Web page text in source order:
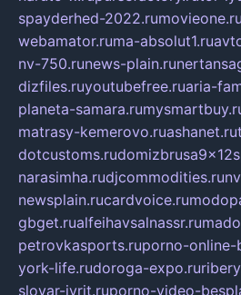
spayderhed-2022.rumovieone.ru
webamator.ruma-absolut1.ru
nv-750.runews-plain.ru
dizfiles.ruyoutubefree.ruaria-
planeta-samara.ru
matrasy-kemerovo.ruashanet.ru
dotcustoms.ru
narasimha.rudjcommodities.ru
newsplain.rucardvoice.ru
gbget.rualfeihavsalnassr.ru
petrovkasports.ruporno-online-
york-life.rudoroga-expo.ru
slovar-ivrit.ruporno-video-